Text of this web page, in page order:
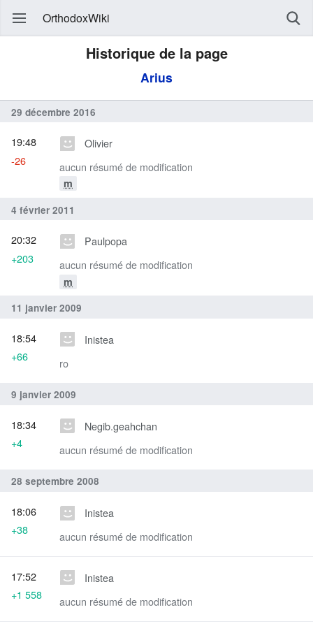
OrthodoxWiki
Historique de la page
Arius
29 décembre 2016
Olivier
aucun résumé de modification
m
19:48
-26
4 février 2011
Paulpopa
aucun résumé de modification
m
20:32
+203
11 janvier 2009
Inistea
ro
18:54
+66
9 janvier 2009
Negib.geahchan
aucun résumé de modification
18:34
+4
28 septembre 2008
Inistea
aucun résumé de modification
18:06
+38
Inistea
aucun résumé de modification
17:52
+1 558